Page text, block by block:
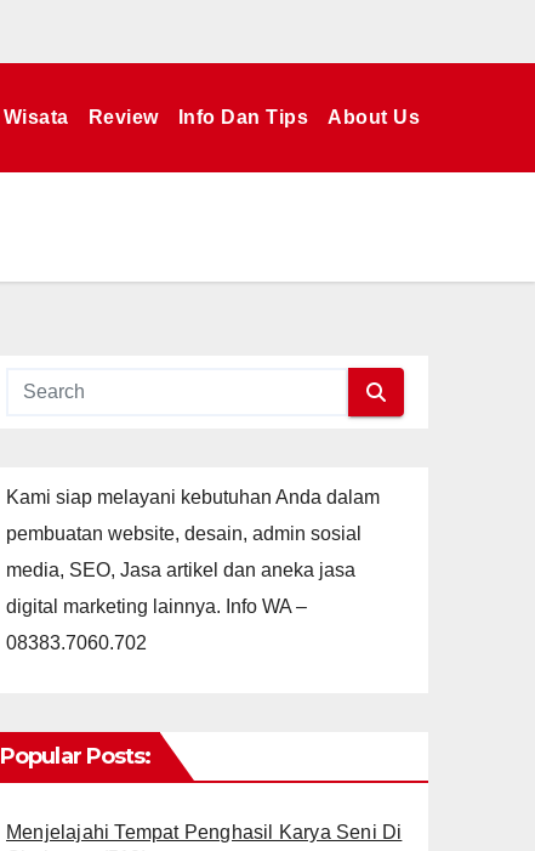
Wisata Review Info Dan Tips About Us
Kami siap melayani kebutuhan Anda dalam
pembuatan website, desain, admin sosial
media, SEO, Jasa artikel dan aneka jasa
digital marketing lainnya. Info WA –
08383.7060.702
Popular Posts:
Menjelajahi Tempat Penghasil Karya Seni Di